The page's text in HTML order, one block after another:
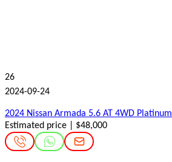
26
2024-09-24
2024 Nissan Armada 5.6 AT 4WD Platinum
Estimated price | $48,000